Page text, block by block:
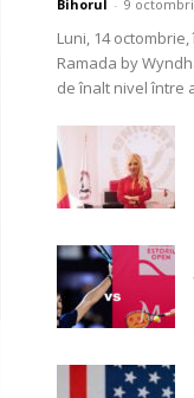
Bihorul - 9
Luni, 14
Ramada by
de înalt nivel între